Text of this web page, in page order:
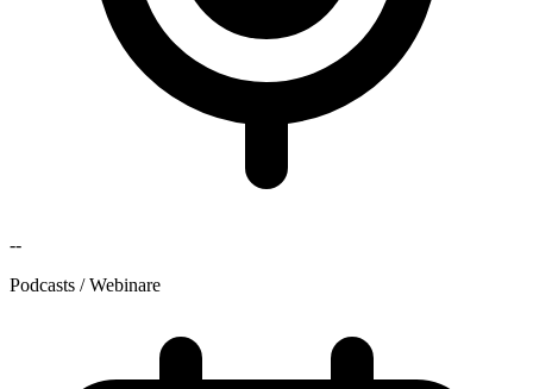
--
Podcasts / Webinare